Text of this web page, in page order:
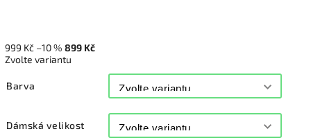
999 Kč –10 % 899 Kč
Zvolte variantu
Barva
Dámská velikost